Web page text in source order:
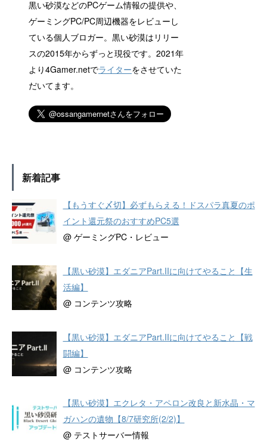
黒い砂漠などのPCゲーム情報の提供や、
ゲーミングPC/PC周辺機器をレビューし
ている個人ブロガー。黒い砂漠はリリー
スの2015年からずっと現役です。2021年
より4Gamer.netでライターをさせていた
だいてます。
新着記事
【もうすぐ〆切】必ずもらえる！ドスパラ真夏のポ
イント還元祭のおすすめPC5選
@ ゲーミングPC・レビュー
【黒い砂漠】エダニアPart.IIに向けてやること【生
活編】
@ コンテンツ攻略
【黒い砂漠】エダニアPart.IIに向けてやること【戦
闘編】
@ コンテンツ攻略
【黒い砂漠】エクレタ・アペロン改良と新水晶・マ
ガハンの遺物【8/7研究所(2/2)】
@ テストサーバー情報